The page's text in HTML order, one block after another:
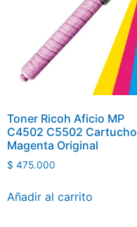
Toner Ricoh Aficio MP
C4502 C5502 Cartucho
Magenta Original
$ 475.000
Añadir al carrito